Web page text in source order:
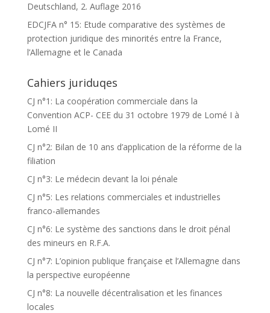
Deutschland, 2. Auflage 2016
EDCJFA n° 15: Etude comparative des systèmes de
protection juridique des minorités entre la France,
l’Allemagne et le Canada
Cahiers juriduqes
CJ n°1: La coopération commerciale dans la
Convention ACP- CEE du 31 octobre 1979 de Lomé I à
Lomé II
CJ n°2: Bilan de 10 ans d’application de la réforme de la
filiation
CJ n°3: Le médecin devant la loi pénale
CJ n°5: Les relations commerciales et industrielles
franco-allemandes
CJ n°6: Le système des sanctions dans le droit pénal
des mineurs en R.F.A.
CJ n°7: L’opinion publique française et l’Allemagne dans
la perspective européenne
CJ n°8: La nouvelle décentralisation et les finances
locales